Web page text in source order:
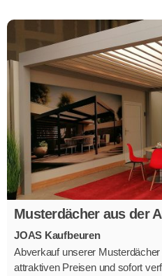
Musterdächer aus der
JOAS Kaufbeuren
Abverkauf unserer
attraktiven Preisen und sofort